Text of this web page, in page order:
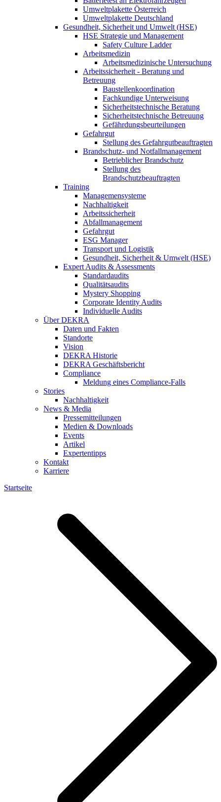
Umweltplakette Österreich
Umweltplakette Deutschland
Gesundheit, Sicherheit und Umwelt (HSE)
HSE Strategie und Management
Safety Culture Ladder
Arbeitsmedizin
Arbeitsmedizinische Untersuchung
Arbeitssicherheit - Beratung und
Betreuung
Baustellenkoordination
Fachkundige Unterweisung
Sicherheitstechnische Beratung
Sicherheitstechnische Betreuung
Gefährdungsbeurteilungen
Gefahrgut
Stellung des Gefahrgutbeauftragten
Brandschutz- und Notfallmanagement
Betrieblicher Brandschutz
Stellung des
Brandschutzbeauftragten
Training
Managemensysteme
Nachhaltigkeit
Arbeitssicherheit
Abfallmanagement
Gefahrgut
ESG Manager
Transport und Logistik
Gesundheit, Sicherheit & Umwelt (HSE)
Expert Audits & Assessments
Standardaudits
Qualitätsaudits
Mystery Shopping
Corporate Identity Audits
Individuelle Audits
Über DEKRA
Daten und Fakten
Standorte
Vision
DEKRA Historie
DEKRA Geschäftsbericht
Compliance
Meldung eines Compliance-Falls
Stories
Nachhaltigkeit
News & Media
Pressemitteilungen
Medien & Downloads
Events
Artikel
Expertentipps
Kontakt
Karriere
Startseite